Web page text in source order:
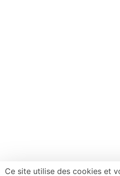
Ce site utilise des cookies et